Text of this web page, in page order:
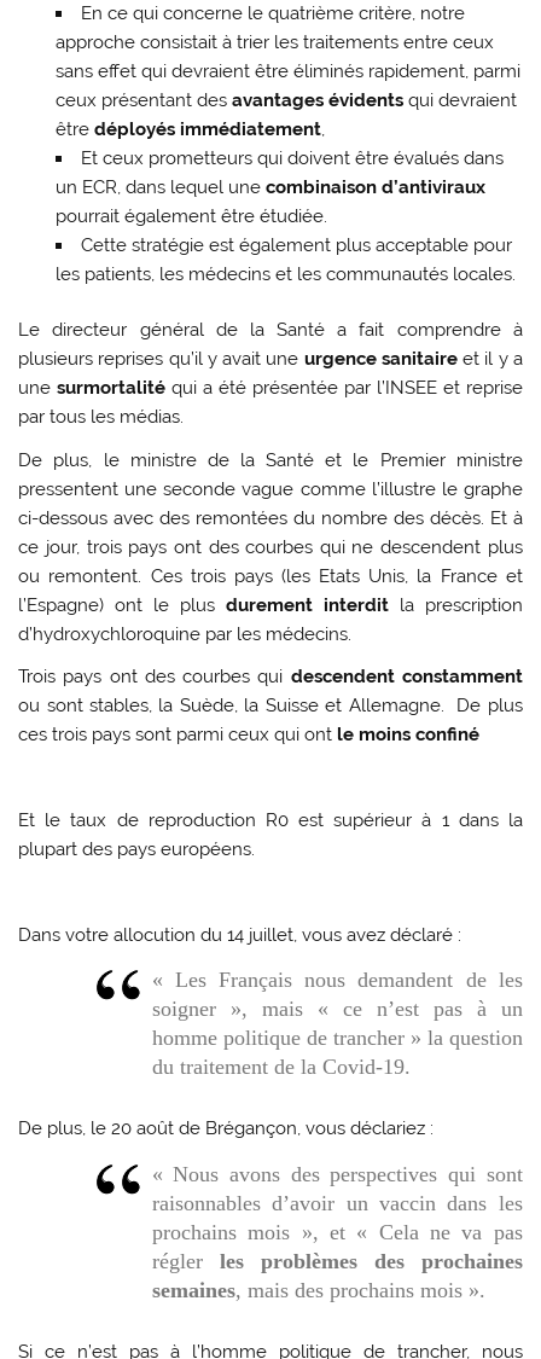
En ce qui concerne le quatrième critère, notre
approche consistait à trier les traitements entre ceux
sans effet qui devraient être éliminés rapidement, parmi
ceux présentant des avantages évidents qui devraient
être déployés immédiatement,
Et ceux prometteurs qui doivent être évalués dans
un ECR, dans lequel une combinaison d’antiviraux
pourrait également être étudiée.
Cette stratégie est également plus acceptable pour
les patients, les médecins et les communautés locales.
Le directeur général de la Santé a fait comprendre à
plusieurs reprises qu’il y avait une urgence sanitaireet il y a
unesurmortalitéqui a été présentée par l’INSEE et reprise
par tous les médias.
De plus, le ministre de la Santé et le Premier ministre
pressentent une seconde vague comme l’illustre le graphe
ci-dessous avec des remontées du nombre des décès. Et à
ce jour, trois pays ont des courbes qui ne descendent plus
ou remontent. Ces trois pays (les Etats Unis, la France et
l’Espagne) ont le plus durement interdit la prescription
d’hydroxychloroquine par les médecins.
Trois pays ont des courbes qui descendent constamment
ou sont stables, la Suède, la Suisse et Allemagne. De plus
ces trois pays sont parmi ceux qui ont le moins confiné
Et le taux de reproduction R0 est supérieur à 1 dans la
plupart des pays européens.
Dans votre allocution du 14 juillet, vous avez déclaré :
« Les Français nous demandent de les
soigner », mais « ce n’est pas à un
homme politique de trancher » la question
du traitement de la Covid-19.
De plus, le 20 août de Brégançon, vous déclariez :
« Nous avons des perspectives qui sont
raisonnables d’avoir un vaccin dans les
prochains mois », et « Cela ne va pas
régler les problèmes des prochaines
semaines, mais des prochains mois ».
Si ce n’est pas à l’homme politique de trancher, nous